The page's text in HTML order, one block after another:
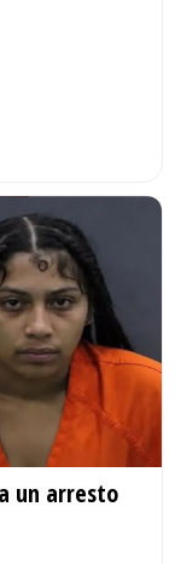
un arresto